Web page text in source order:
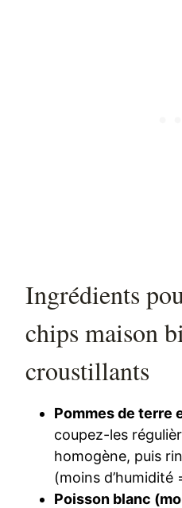
Ingrédients
chips maison
croustillants
Pommes de terre
coupez-les
homogène, puis
(moins
Poisson blanc